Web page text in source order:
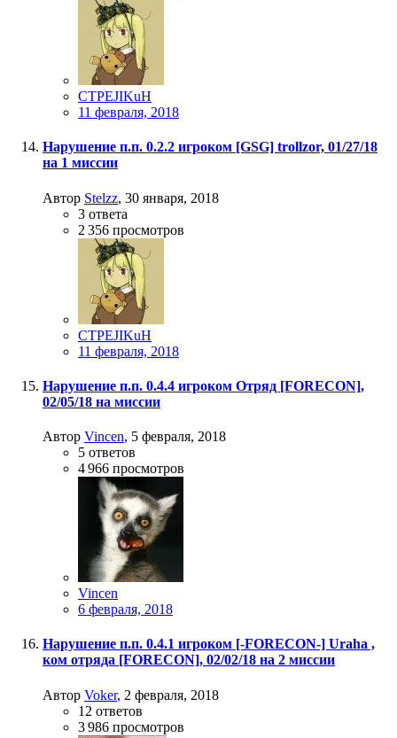
CTPEJIKuH
11 февраля, 2018
Нарушение п.п. 0.2.2 игроком [GSG] trollzor, 01/27/18
на 1 миссии
Автор Stelzz, 30 января, 2018
3 ответа
2 356 просмотров
CTPEJIKuH
11 февраля, 2018
Нарушение п.п. 0.4.4 игроком Отряд [FORECON],
02/05/18 на миссии
Автор Vincen, 5 февраля, 2018
5 ответов
4 966 просмотров
Vincen
6 февраля, 2018
Нарушение п.п. 0.4.1 игроком [-FORECON-] Uraha ,
ком отряда [FORECON], 02/02/18 на 2 миссии
Автор Voker, 2 февраля, 2018
12 ответов
3 986 просмотров